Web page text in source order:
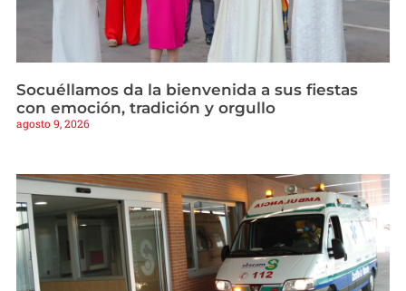
Socuéllamos da la bienvenida a sus fiestas
con emoción, tradición y orgullo
agosto 9, 2026